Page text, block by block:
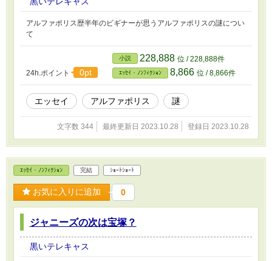
アルファポリス歴半年のビギナーが思うアルファポリスの謎につい
て
24h.ポイント 0pt
小説 228,888 位 / 228,888件
ｴｯｾｲ・ﾉﾝﾌｨｸｼｮﾝ 8,866 位 / 8,866件
エッセイ アルファポリス 謎
文字数 344 最終更新日 2023.10.28 登録日 2023.10.28
ｴｯｾｲ・ﾉﾝﾌｨｸｼｮﾝ 完結 ｼｮｰﾄｼｮｰﾄ
お気に入りに追加 0
ジャニーズの次は宝塚？
黒いテレキャス